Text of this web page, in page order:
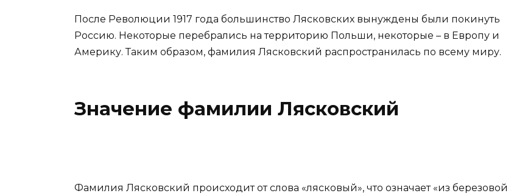
После Революции 1917 года большинство Лясковских вынуждены были покинуть
Россию. Некоторые перебрались на территорию Польши, некоторые – в Европу и
Америку. Таким образом, фамилия Лясковский распространилась по всему миру.
Значение фамилии Лясковский
Фамилия Лясковский происходит от слова «лясковый», что означает «из березовой